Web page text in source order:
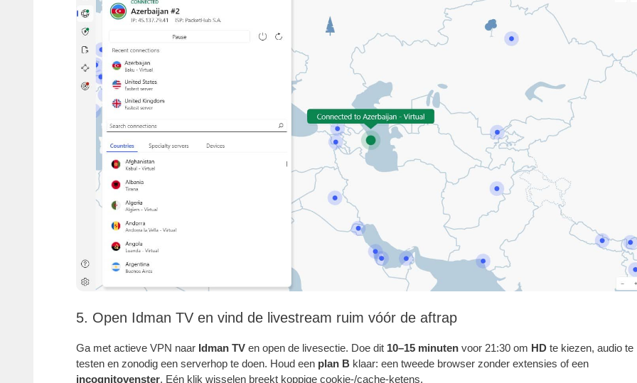
5. Open Idman TV en vind de livestream ruim vóór de aftrap
Ga met actieve VPN naar Idman TV en open de livesectie. Doe dit 10–15 minuten voor 21:30 om HD te kiezen, audio te
testen en zonodig een serverhop te doen. Houd een plan B klaar: een tweede browser zonder extensies of een
incognitovenster. Eén klik wisselen breekt koppige cookie-/cache-ketens.